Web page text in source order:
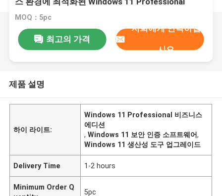
MOQ：5pc
최고의 가격
저희에게 연락하십
시오
제품 설명
하이 라이트:
Windows 11 Professional 비즈니스
에디션
,Windows 11 보안 인증 소프트웨어,
Windows 11 생산성 도구 업그레이드
Delivery Time 1-2 hours
Minimum Order Q
5pc